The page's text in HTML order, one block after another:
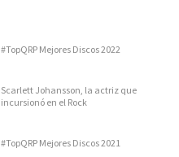
#TopQRP Mejores Discos 2022
Scarlett Johansson, la actriz que
incursionó en el Rock
#TopQRP Mejores Discos 2021